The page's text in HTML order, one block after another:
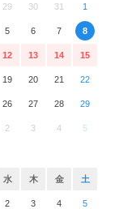
29 30 31 1
5 6 7 8
12 13 14 15
19 20 21 22
26 27 28 29
2 3 4 5
水 木 金 土
2 3 4 5